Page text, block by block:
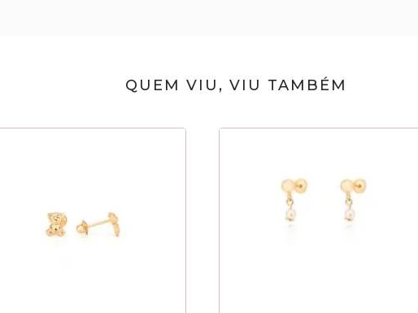
QUEM VIU, VIU TAMBÉM